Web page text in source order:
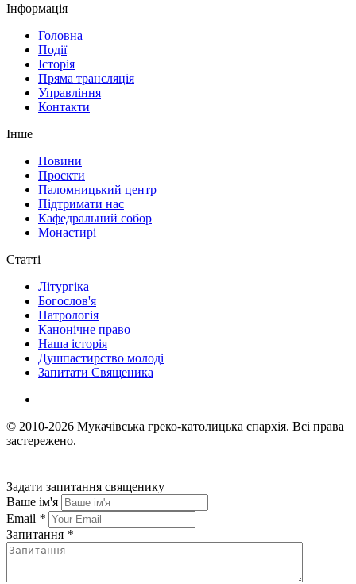
Інформація
Головна
Події
Історія
Пряма трансляція
Управління
Контакти
Інше
Новини
Проєкти
Паломницький центр
Підтримати нас
Кафедральний собор
Монастирі
Статті
Літургіка
Богослов'я
Патрологія
Канонічне право
Наша історія
Душпастирство молоді
Запитати Священика
© 2010-2026 Мукачівська греко-католицька єпархія. Всі права
застережено.
Задати запитання священику
Ваше ім'я
Email *
Запитання *